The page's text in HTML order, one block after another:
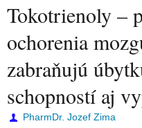
Tokotrienoly –
ochorenia
zabraňujú
schopností aj
PharmDr. Jozef Zima